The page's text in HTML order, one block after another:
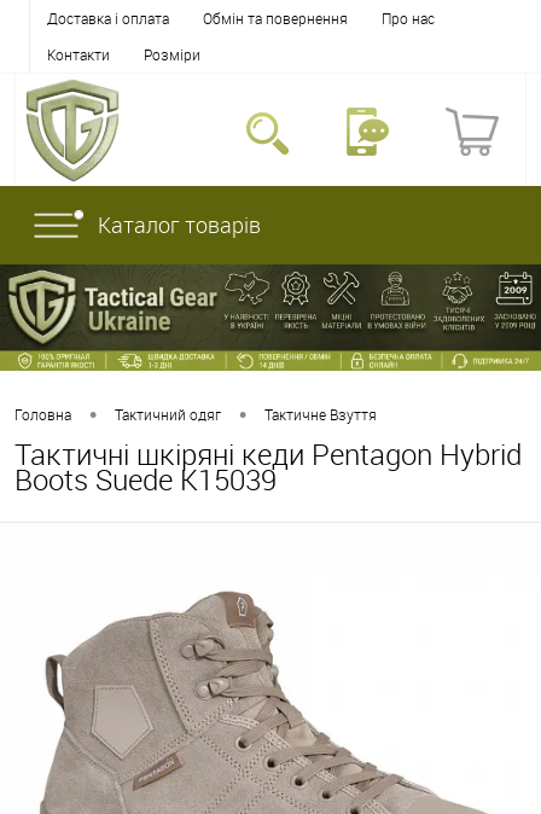
Доставка і оплата Обмін та повернення
Про нас
Контакти
Розміри
Каталог товарів
Головна • Тактичний одяг • Тактичне Взуття
Тактичні шкіряні кеди Pentagon Hybrid
Boots Suede K15039